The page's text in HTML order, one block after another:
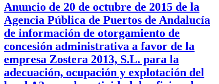
Anuncio de 20 de octubre de 2015 de la
Agencia Pública de Puertos de Andalucía
de información de otorgamiento de
concesión administrativa a favor de la
empresa Zostera 2013, S.L. para la
adecuación, ocupación y explotación del